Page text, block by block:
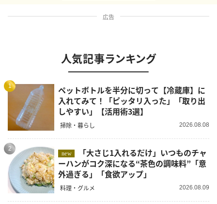
広告
人気記事ランキング
1
ペットボトルを半分に切って【冷蔵庫】に
入れてみて！「ピッタリ入った」「取り出
しやすい」【活用術3選】
掃除・暮らし 2026.08.08
2
new
ーハンがコク深になる“茶色の調味料”「意
外過ぎる」「食欲アップ」
料理・グルメ 2026.08.09